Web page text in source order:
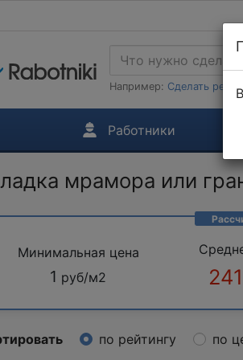
Например: Сделать
Работники
мрамора или
Минимальная цена
1 руб/м2
по рейтингу по